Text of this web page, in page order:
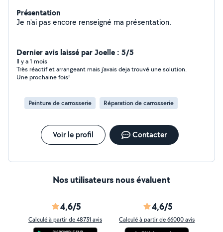
Présentation
Je n'ai pas encore renseigné ma présentation.
Dernier avis laissé par Joelle : 5/5
Il y a 1 mois
Très réactif et arrangeant mais j’avais deja trouvé une solution.
Une prochaine fois!
Peinture de carrosserie Réparation de carrosserie
Voir le profil Contacter
Nos utilisateurs nous évaluent
4,6/5
Calculé à partir de 48731 avis
4,6/5
Calculé à partir de 66000 avis